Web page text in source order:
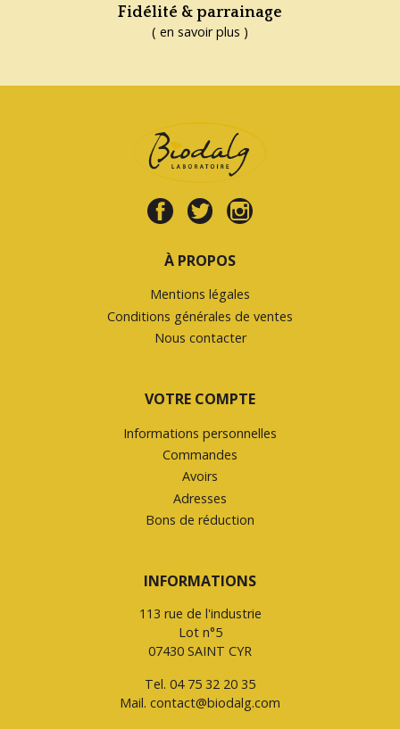
Fidélité & parrainage
( en savoir plus )
À PROPOS
Mentions légales
Conditions générales de ventes
Nous contacter
VOTRE COMPTE
Informations personnelles
Commandes
Avoirs
Adresses
Bons de réduction
INFORMATIONS
113 rue de l'industrie
Lot n°5
07430 SAINT CYR
Tel. 04 75 32 20 35
Mail. contact@biodalg.com